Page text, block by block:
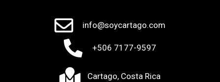
info@soycartago.com
+506 7177-9597
Cartago, Costa Rica